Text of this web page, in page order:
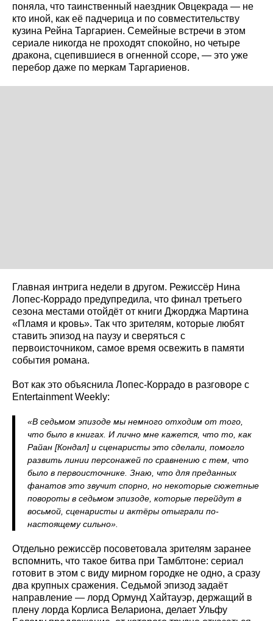
поняла, что таинственный наездник Овцекрада — не
кто иной, как её падчерица и по совместительству
кузина Рейна Таргариен. Семейные встречи в этом
сериале никогда не проходят спокойно, но четыре
дракона, сцепившиеся в огненной ссоре, — это уже
перебор даже по меркам Таргариенов.
Главная интрига недели в другом. Режиссёр Нина
Лопес-Коррадо предупредила, что финал третьего
сезона местами отойдёт от книги Джорджа Мартина
«Пламя и кровь». Так что зрителям, которые любят
ставить эпизод на паузу и сверяться с
первоисточником, самое время освежить в памяти
события романа.
Вот как это объяснила Лопес-Коррадо в разговоре с
Entertainment Weekly:
«В седьмом эпизоде мы немного отходим от того,
что было в книгах. И лично мне кажется, что то, как
Райан [Кондал] и сценаристы это сделали, помогло
развить линии персонажей по сравнению с тем, что
было в первоисточнике. Знаю, что для преданных
фанатов это звучит спорно, но некоторые сюжетные
повороты в седьмом эпизоде, которые перейдут в
восьмой, сценаристы и актёры отыграли по-
настоящему сильно».
Отдельно режиссёр посоветовала зрителям заранее
вспомнить, что такое битва при Тамблтоне: сериал
готовит в этом с виду мирном городке не одно, а сразу
два крупных сражения. Седьмой эпизод задаёт
направление — лорд Ормунд Хайтауэр, держащий в
плену лорда Корлиса Велариона, делает Ульфу